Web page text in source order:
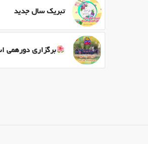
تبریک سال جدید
برگزاری دورهمی